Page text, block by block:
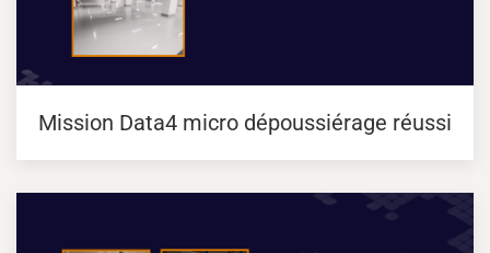
Mission Data4 micro dépoussiérage réussi